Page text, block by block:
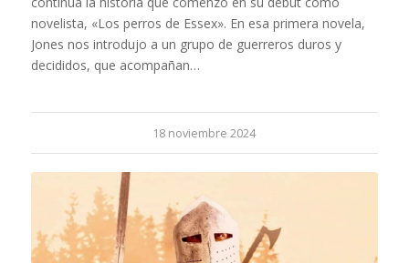
novelista, «Los perros de Essex». En esa primera novela,
Jones nos introdujo a un grupo de guerreros duros y
decididos, que acompañan…
18 noviembre 2024